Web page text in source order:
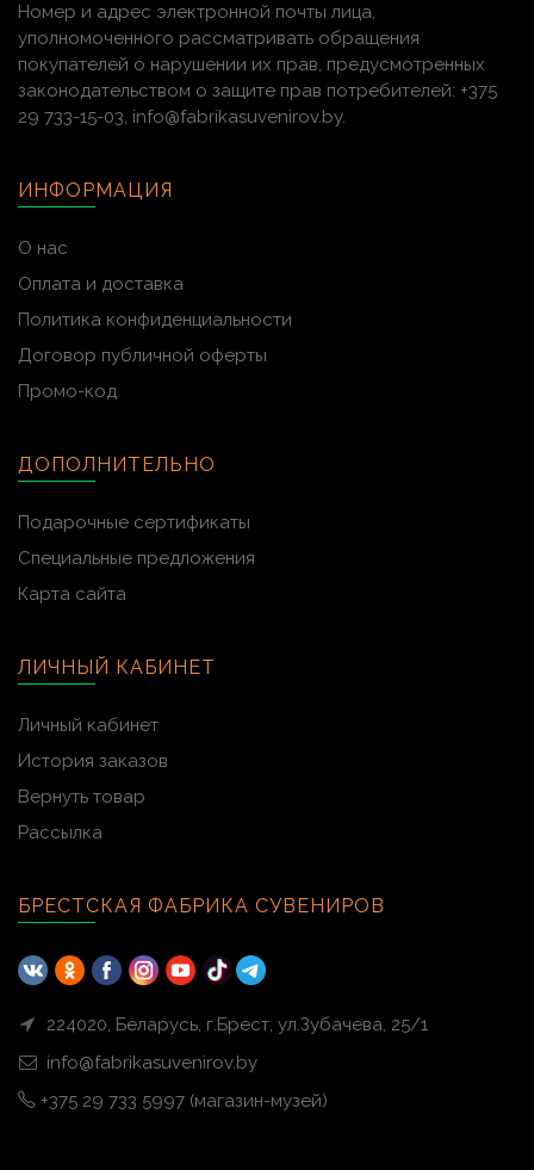
Номер и адрес электронной почты лица,
уполномоченного рассматривать обращения
покупателей о нарушении их прав, предусмотренных
законодательством о защите прав потребителей: +375
29 733-15-03, info@fabrikasuvenirov.by.
ИНФОРМАЦИЯ
О нас
Оплата и доставка
Политика конфиденциальности
Договор публичной оферты
Промо-код
ДОПОЛНИТЕЛЬНО
Подарочные сертификаты
Специальные предложения
Карта сайта
ЛИЧНЫЙ КАБИНЕТ
Личный кабинет
История заказов
Вернуть товар
Рассылка
БРЕСТСКАЯ ФАБРИКА СУВЕНИРОВ
224020, Беларусь, г.Брест, ул.Зубачева, 25/1
info@fabrikasuvenirov.by
+375 29 733 5997 (магазин-музей)